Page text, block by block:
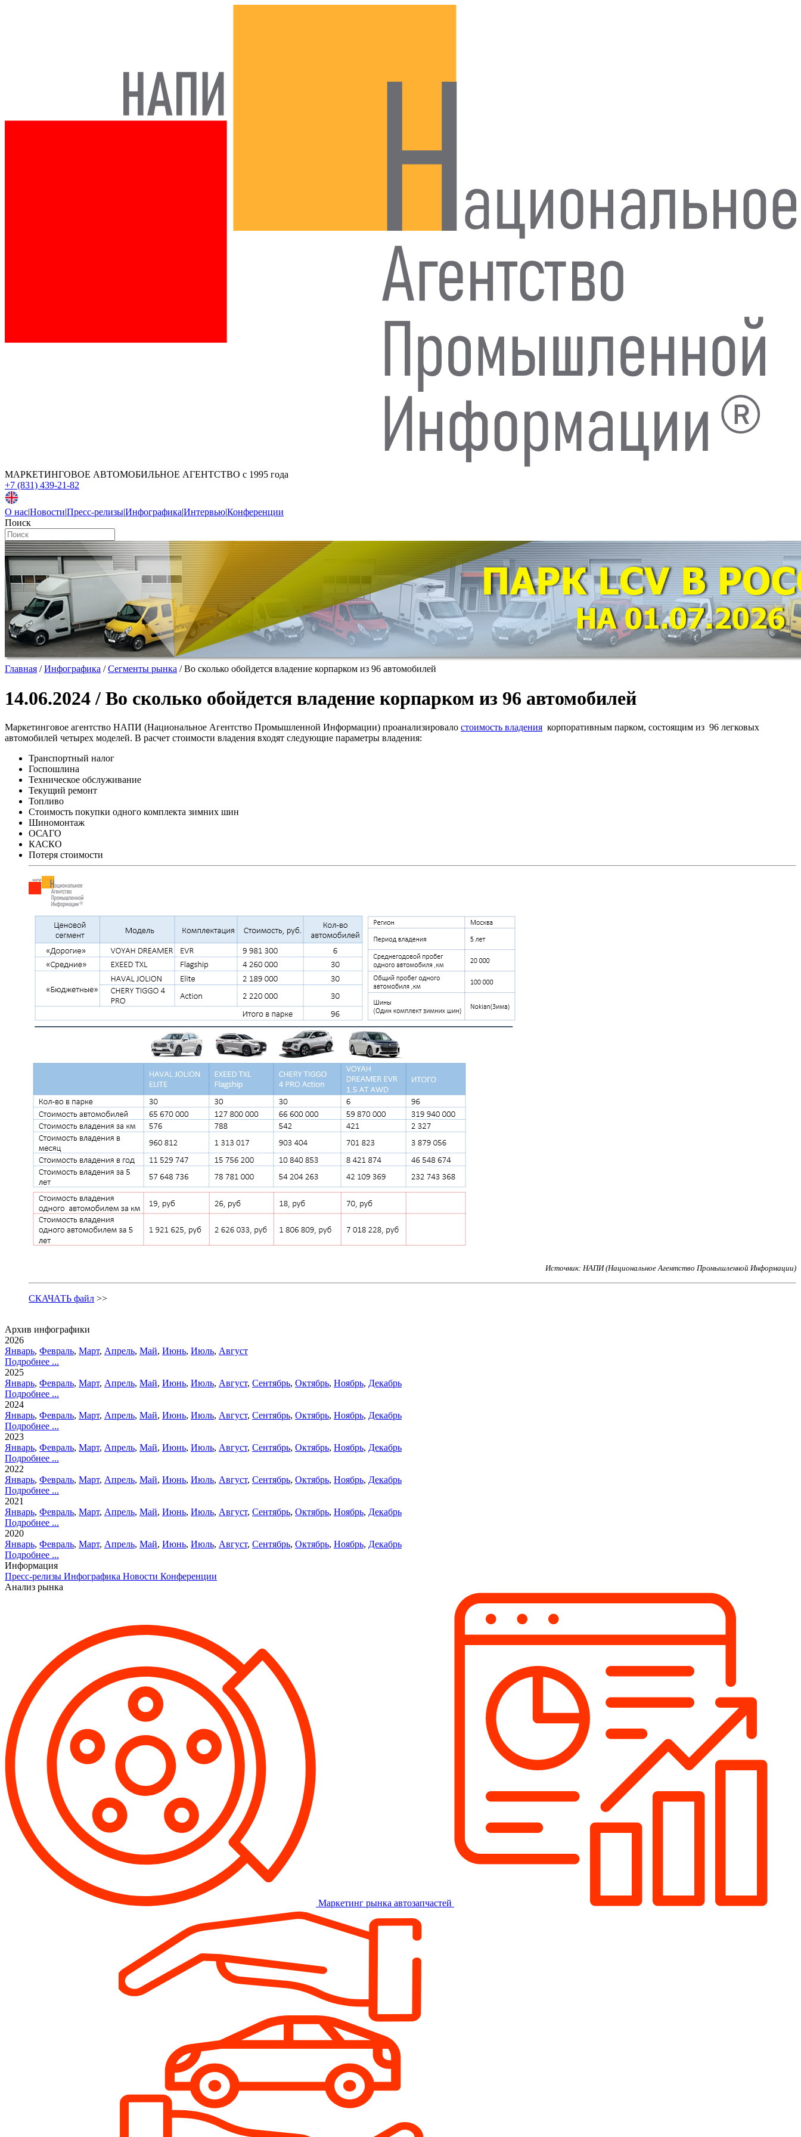
МАРКЕТИНГОВОЕ АВТОМОБИЛЬНОЕ АГЕНТСТВО с 1995 года
+7 (831) 439-21-82
О нас|Новости|Пресс-релизы|Инфографика|Интервью|Конференции
Поиск
Главная /Инфографика /Сегменты рынка /Во сколько обойдется владение корпарком из 96 автомобилей
14.06.2024 / Во сколько обойдется владение корпарком из 96 автомобилей
Маркетинговое агентство НАПИ (Национальное Агентство Промышленной Информации) проанализировало стоимость владения корпоративным парком, состоящим из 96 легковых
автомобилей четырех моделей. В расчет стоимости владения входят следующие параметры владения:
Транспортный налог
Госпошлина
Техническое обслуживание
Текущий ремонт
Топливо
Стоимость покупки одного комплекта зимних шин
Шиномонтаж
ОСАГО
КАСКО
Потеря стоимости
Источник: НАПИ (Национальное Агентство Промышленной Информации)
СКАЧАТЬ файл >>
Архив инфографики
2026
Январь, Февраль, Март, Апрель, Май, Июнь, Июль, Август
Подробнее ...
2025
Январь, Февраль, Март, Апрель, Май, Июнь, Июль, Август, Сентябрь, Октябрь, Ноябрь, Декабрь
Подробнее ...
2024
Январь, Февраль, Март, Апрель, Май, Июнь, Июль, Август, Сентябрь, Октябрь, Ноябрь, Декабрь
Подробнее ...
2023
Январь, Февраль, Март, Апрель, Май, Июнь, Июль, Август, Сентябрь, Октябрь, Ноябрь, Декабрь
Подробнее ...
2022
Январь, Февраль, Март, Апрель, Май, Июнь, Июль, Август, Сентябрь, Октябрь, Ноябрь, Декабрь
Подробнее ...
2021
Январь, Февраль, Март, Апрель, Май, Июнь, Июль, Август, Сентябрь, Октябрь, Ноябрь, Декабрь
Подробнее ...
2020
Январь, Февраль, Март, Апрель, Май, Июнь, Июль, Август, Сентябрь, Октябрь, Ноябрь, Декабрь
Подробнее ...
Информация
Пресс-релизы Инфографика Новости Конференции
Анализ рынка
Маркетинг рынка автозапчастей